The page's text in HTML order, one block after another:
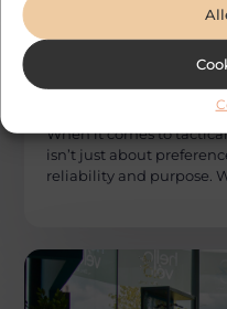
Bonefast
How to Choose the
When it comes to
isn’t just about
reliability and purpose.